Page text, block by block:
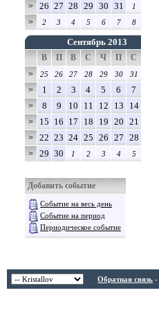
> 26 27 28 29 30 31 1
> 2 3 4 5 6 7 8
Сентябрь 2013
В П В С Ч П
С
>
25 26 27 28 29 30 31
> 1 2 3 4 5 6 7
> 8 9 10 11 12 13 14
> 15 16 17 18 19 20 21
> 22 23 24 25 26 27 28
> 29 30 1 2 3 4 5
Добавить событие
Событие на весь день
Событие на период
Периодическое событие
Обратная связь -